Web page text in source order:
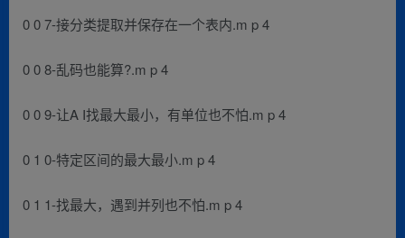
0 0 7-接分类提取并保存在一个表内.m p 4
0 0 8-乱码也能算?.m p 4
0 0 9-让A I找最大最小，有单位也不怕.m p 4
0 1 0-特定区间的最大最小.m p 4
0 1 1-找最大，遇到并列也不怕.m p 4